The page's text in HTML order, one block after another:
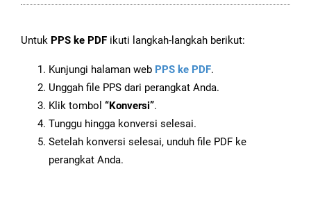
Untuk PPS ke PDF ikuti langkah-langkah berikut:
Kunjungi halaman web PPS ke PDF.
Unggah file PPS dari perangkat Anda.
Klik tombol “Konversi”.
Tunggu hingga konversi selesai.
Setelah konversi selesai, unduh file PDF ke
perangkat Anda.